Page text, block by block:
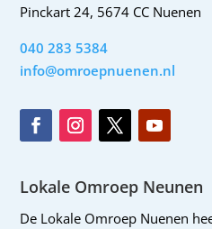
Pinckart 24, 5674 CC Nuenen
040 283 5384
info@omroepnuenen.nl
Lokale Omroep Neunen
De Lokale Omroep Nuenen